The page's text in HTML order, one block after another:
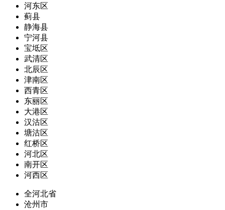
河东区
蓟县
静海县
宁河县
宝坻区
武清区
北辰区
津南区
西青区
东丽区
大港区
汉沽区
塘沽区
红桥区
河北区
南开区
河西区
全河北省
沧州市